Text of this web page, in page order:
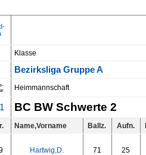
Klasse
Bezirksliga Gruppe A
Heimmannschaft
BC BW Schwerte 2
Name,Vorname Ballz. Aufn.
Hartwig,D. 71 25